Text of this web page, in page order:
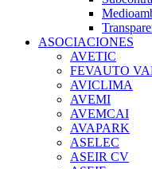
ASOCIACIONES
AVETIC
FEVAUTO
AVICLIMA
AVEMI
AVEMCAI
AVAPARK
ASELEC
ASEIR CV